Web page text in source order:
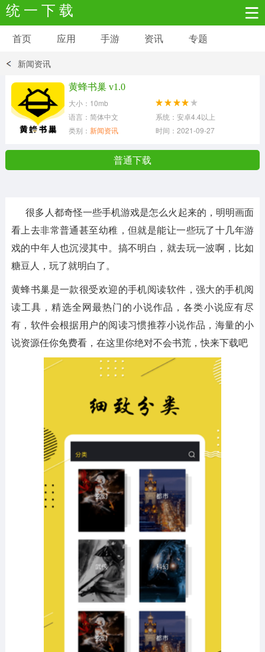
统 一 下 载
安卓应用 安卓游戏
网络购物
系统工具 其它应用
首页 应用 手游 资讯 专题
新闻资讯
黄蜂书巢 v1.0
大小：10mb
语言：简体中文
系统：安卓4.4以上
类别： 新闻资讯 时间：2021-09-27
普通下载
很多人都奇怪一些手机游戏是怎么火起来的，明明画面
看上去非常普通甚至幼稚，但就是能让一些玩了十几年游
戏的中年人也沉浸其中。搞不明白，就去玩一波啊，比如
糖豆人，玩了就明白了。
黄蜂书巢是一款很受欢迎的手机阅读软件，强大的手机阅
读工具，精选全网最热门的小说作品，各类小说应有尽
有，软件会根据用户的阅读习惯推荐小说作品，海量的小
说资源任你免费看，在这里你绝对不会书荒，快来下载吧